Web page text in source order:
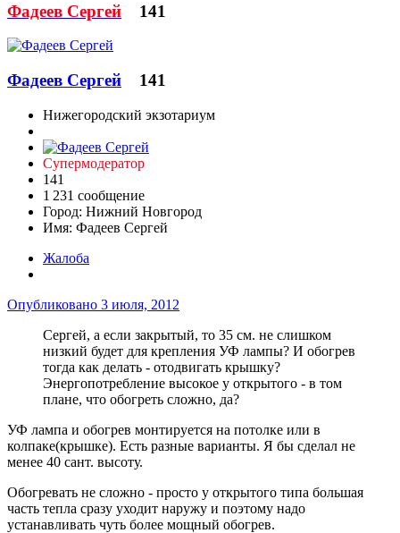
Фадеев Сергей 141
Фадеев Сергей 141
Нижегородский экзотариум
Супермодератор
141
1 231 сообщение
Город: Нижний Новгород
Имя: Фадеев Сергей
Жалоба
Опубликовано 3 июля, 2012
Сергей, а если закрытый, то 35 см. не слишком
низкий будет для крепления УФ лампы? И обогрев
тогда как делать - отодвигать крышку?
Энергопотребление высокое у открытого - в том
плане, что обогреть сложно, да?
УФ лампа и обогрев монтируется на потолке или в
колпаке(крышке). Есть разные варианты. Я бы сделал не
менее 40 сант. высоту.
Обогревать не сложно - просто у открытого типа большая
часть тепла сразу уходит наружу и поэтому надо
устанавливать чуть более мощный обогрев.